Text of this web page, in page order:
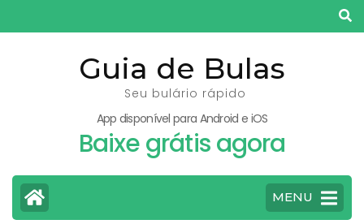
para
Guia de Bulas
Seu bulário rápido
App disponível para Android e iOS
Baixe grátis agora
MENU